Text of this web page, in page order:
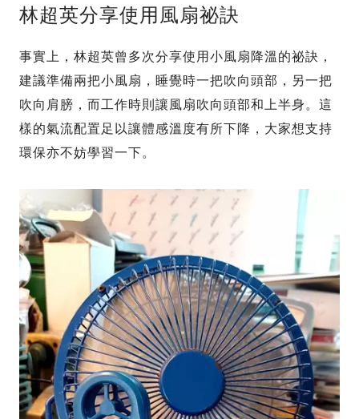
林超英分享使用風扇祕訣
事實上，林超英曾多次分享使用小風扇降溫的祕訣，
建議準備兩把小風扇，睡覺時一把吹向頭部，另一把
吹向肩膀，而工作時則讓風扇吹向頭部和上半身。這
樣的氣流配置足以讓體感溫度有所下降，大家想支持
環保亦不妨學習一下。